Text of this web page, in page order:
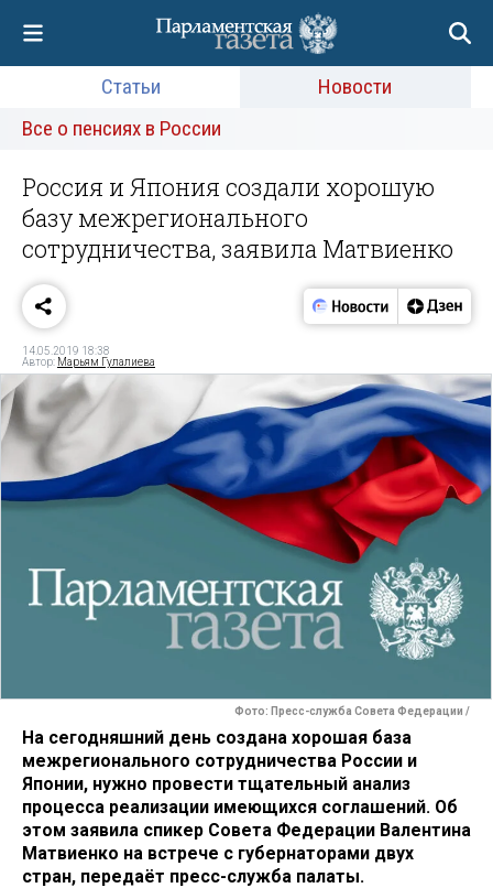
Статьи
Новости
Все о пенсиях в России
Россия и Япония создали хорошую
базу межрегионального
сотрудничества, заявила Матвиенко
14.05.2019 18:38
Автор: Марьям Гулалиева
Фото: Пресс-служба Совета Федерации /
На сегодняшний день создана хорошая база
межрегионального сотрудничества России и
Японии, нужно провести тщательный анализ
процесса реализации имеющихся соглашений. Об
этом заявила спикер Совета Федерации Валентина
Матвиенко на встрече с губернаторами двух
стран, передаёт пресс-служба палаты.